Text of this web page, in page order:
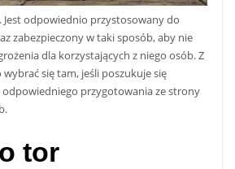
Jest odpowiednio przystosowany do
zabezpieczony w taki sposób, aby nie
dla korzystających z niego osób. Z
wybrać się tam, jeśli poszukuje się
przygotowania ze strony
tor